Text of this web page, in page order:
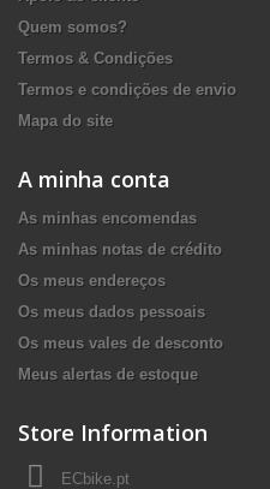
Quem somos?
Termos & Condições
Termos e condições de envio
Mapa do site
A minha conta
As minhas encomendas
As minhas notas de crédito
Os meus endereços
Os meus dados pessoais
Os meus vales de desconto
Meus alertas de estoque
Store Information
ECbike.pt